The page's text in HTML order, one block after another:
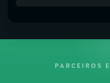
PARCEIROS